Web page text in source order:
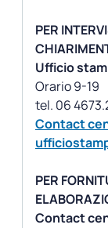
PER
Ufficio
Orario 9-19
Contact
PER
Contact